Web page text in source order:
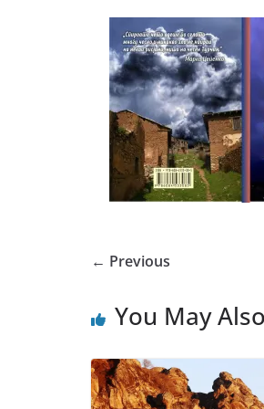
← Previous
You May